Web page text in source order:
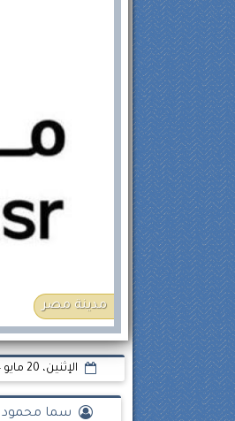
مدينة مصر
الإثنين، 20 مايو 2024
سما محمود